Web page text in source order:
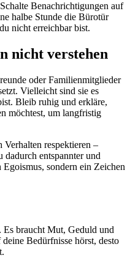
Benachrichtigungen auf
halbe Stunde die Bürotür
nicht erreichbar bist.
nicht verstehen
oder Familienmitglieder
Vielleicht sind sie es
Bleib ruhig und erkläre,
möchtest, um langfristig
respektieren –
dadurch entspannter und
sondern ein Zeichen
Es braucht Mut, Geduld und
Bedürfnisse hörst, desto